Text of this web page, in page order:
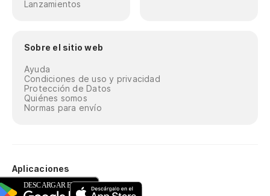
Lanzamientos
Sobre el sitio web
Ayuda
Condiciones de uso y privacidad
Protección de Datos
Quiénes somos
Normas para envío
Aplicaciones